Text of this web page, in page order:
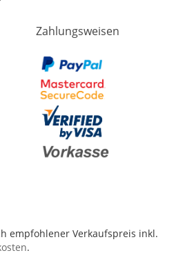
Zahlungsweisen
empfohlener Verkaufspreis inkl.
.